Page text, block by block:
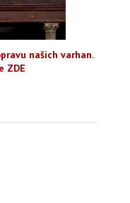
našich varhan.
ZDE